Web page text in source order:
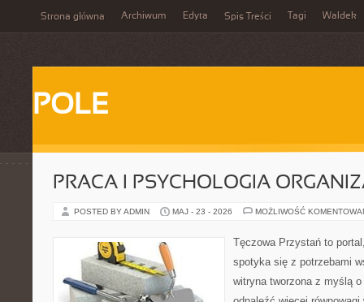
Strona główna Archiwum Edyta Spis Treści Tagi Waldek
POLE
PRACA I PSYCHOLOGIA
POSTED BY ADMIN MAJ - 23 - 2026 MOŻLIWOŚĆ
Tęczowa Przystań to
spotyka się z potrzebami
witryna tworzona z myślą